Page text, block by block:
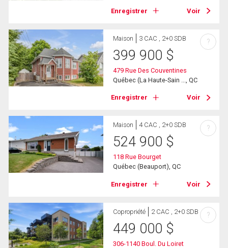
Enregistrer Voir
Maison 3 CAC , 2+0 SDB
399 900 $
479 Rue Des Couventines
Québec (La Haute-Sain ..., QC
Enregistrer Voir
?
Maison 4 CAC , 2+0 SDB
524 900 $
118 Rue Bourget
Québec (Beauport), QC
Enregistrer Voir
?
Copropriété 2 CAC , 2+0 SDB
449 000 $
306-1140 Boul. Du Loiret
?